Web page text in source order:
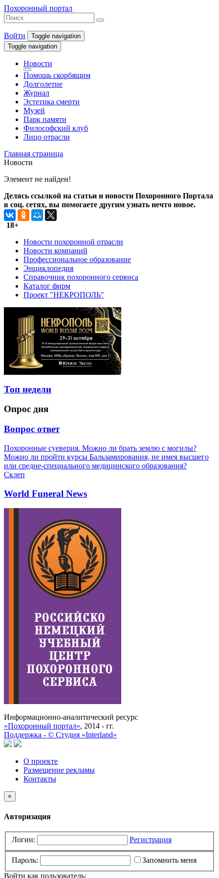
Похоронный портал
Войти
Toggle navigation
Toggle navigation
Новости
Помощь скорбящим
Долголетие
Журнал
Эстетика смерти
Музей
Парк памяти
Философский клуб
Лицо отрасли
Главная страница
Новости
Элемент не найден!
Делясь ссылкой на статьи и новости Похоронного Портала
в соц. сетях, вы помогаете другим узнать нечто новое.
18+
Новости похоронной отрасли
Новости компаний
Профессиональное образование
Энциклопедия
Справочник похоронного сервиса
Каталог фирм
Проект "НЕКРОПОЛЬ"
Топ недели
Опрос дня
Вопрос ответ
Похоронные суеверия. Можно ли брать землю с могилы?
Можно ли пройти курсы Бальзамирования, не имея высшего
или средне-специального медицинского образования?
Склеп
World Funeral News
Информационно-аналитический ресурс
«Похоронный портал», 2014 - гг.
Поддержка - © Cтудия «Interland»
О проекте
Размещение рекламы
Контакты
×
Авторизация
Логин: Регистрация
Пароль:
Запомнить меня
Войти как пользователь: